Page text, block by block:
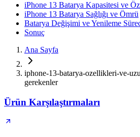
iPhone 13 Batarya Kapasitesi ve
iPhone 13 Batarya Sağlığı ve Ömrü
Batarya Değişimi ve Yenileme
Sonuç
Ana Sayfa
iphone-13-batarya-ozellikleri-ve-
gerekenler
Ürün Karşılaştırmaları